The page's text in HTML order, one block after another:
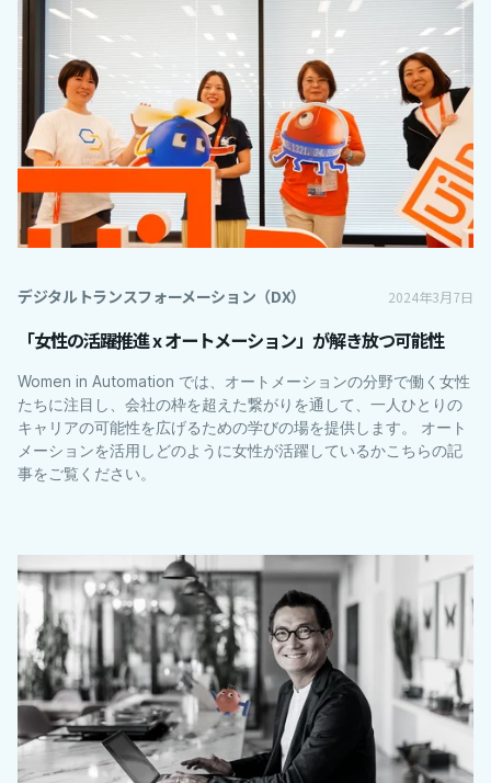
デジタルトランスフォーメーション（DX） 2024年3月7日
「女性の活躍推進 x オートメーション」が解き放つ可能性
Women in Automation では、オートメーションの分野で働く女性
たちに注目し、会社の枠を超えた繋がりを通して、一人ひとりの
キャリアの可能性を広げるための学びの場を提供します。 オート
メーションを活用しどのように女性が活躍しているかこちらの記
事をご覧ください。